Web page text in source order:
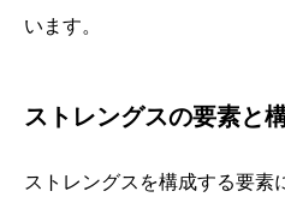
います。
ストレングスの要素と
ストレングスを構成する要素